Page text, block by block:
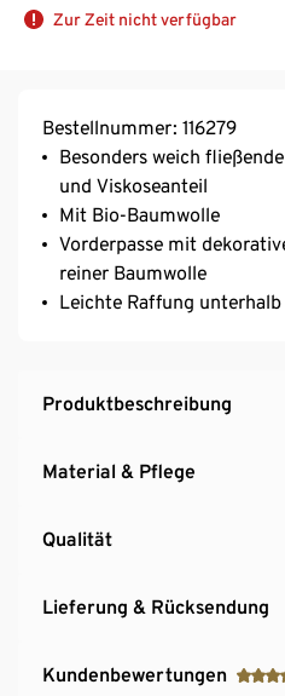
Zur Zeit nicht verfügbar
Bestellnummer: 116279
Besonders weich
und Viskoseanteil
Mit Bio-Baumwolle
Vorderpasse mit
reiner Baumwolle
Leichte Raffung unterhalb
Produktbeschreibung
Material & Pflege
Qualität
Lieferung & Rücksendung
Kundenbewertungen